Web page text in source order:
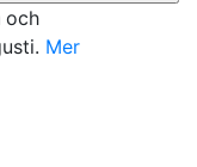
och
Mer